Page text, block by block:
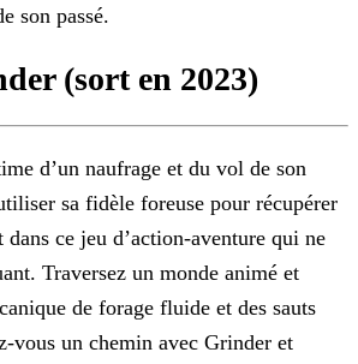
son passé.
(sort en 2023)
d’un naufrage et du vol de son
sa fidèle foreuse pour récupérer
ce jeu d’action-aventure qui ne
Traversez un monde animé et
de forage fluide et des sauts
vous un chemin avec Grinder et